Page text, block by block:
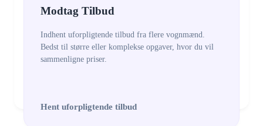
Modtag Tilbud
Indhent uforpligtende tilbud fra flere vognmænd.
Bedst til større eller komplekse opgaver, hvor du vil
sammenligne priser.
Hent uforpligtende tilbud